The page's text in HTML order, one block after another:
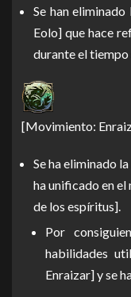
Se han
Eolo] que hace
durante el
[Movimiento:
Se ha eliminado
ha unificado en
de los espíritus].
Por
habilidades
Enraizar] y se